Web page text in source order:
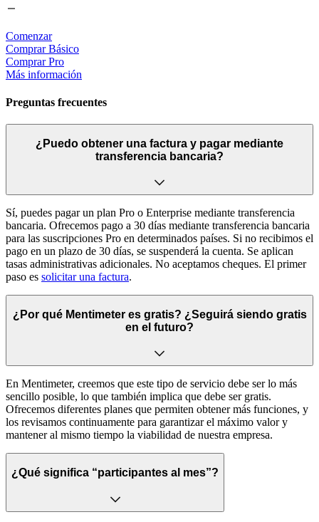
Comenzar
Comprar Básico
Comprar Pro
Más información
Preguntas frecuentes
¿Puedo obtener una factura y pagar mediante
transferencia bancaria?
Sí, puedes pagar un plan Pro o Enterprise mediante transferencia
bancaria. Ofrecemos pago a 30 días mediante transferencia bancaria
para las suscripciones Pro en determinados países. Si no recibimos el
pago en un plazo de 30 días, se suspenderá la cuenta. Se aplican
tasas administrativas adicionales. No aceptamos cheques. El primer
paso es solicitar una factura.
¿Por qué Mentimeter es gratis? ¿Seguirá siendo gratis
en el futuro?
En Mentimeter, creemos que este tipo de servicio debe ser lo más
sencillo posible, lo que también implica que debe ser gratis.
Ofrecemos diferentes planes que permiten obtener más funciones, y
los revisamos continuamente para garantizar el máximo valor y
mantener al mismo tiempo la viabilidad de nuestra empresa.
¿Qué significa “participantes al mes”?